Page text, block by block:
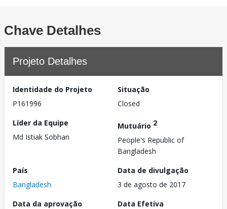
Chave Detalhes
Projeto Detalhes
Identidade do Projeto
P161996
Situação
Closed
Líder da Equipe
Md Istiak Sobhan
Mutuário 2
People's Republic of
Bangladesh
País
Bangladesh
Data de divulgação
3 de agosto de 2017
Data da aprovação
Data Efetiva